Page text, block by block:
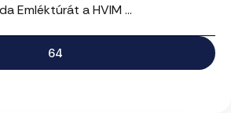
Emléktúrát a HVIM ...
64